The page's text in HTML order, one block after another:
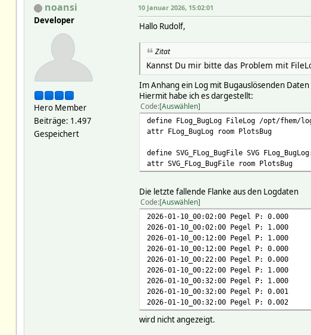
noansi
Developer
Hero Member
Beiträge: 1.497
Gespeichert
10 Januar 2026, 15:02:01
Hallo Rudolf,
Zitat
Kannst Du mir bitte das Problem mit
Im Anhang ein Log mit Bugauslösenden
Hiermit habe ich es dargestellt:
Code Auswählen
define FLog_BugLog FileLog /opt/fhem/
attr FLog_BugLog room PlotsBug
define SVG_FLog_BugFile SVG
attr SVG_FLog_BugFile room PlotsBug
Die letzte fallende Flanke aus den Logdaten
Code Auswählen
2026-01-10_00:02:00 Pegel P: 0.000
2026-01-10_00:02:00 Pegel P: 1.000
2026-01-10_00:12:00 Pegel P: 1.000
2026-01-10_00:12:00 Pegel P: 0.000
2026-01-10_00:22:00 Pegel P: 0.000
2026-01-10_00:22:00 Pegel P: 1.000
2026-01-10_00:32:00 Pegel P: 1.000
2026-01-10_00:32:00 Pegel P: 0.001
2026-01-10_00:32:00 Pegel P: 0.002
wird nicht angezeigt.